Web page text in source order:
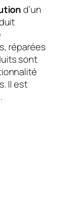
d’un
réparées
sont
Il est